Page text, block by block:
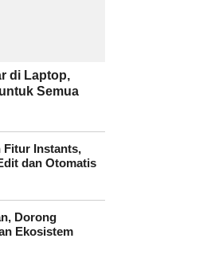
di Laptop,
Semua
Fitur Instants,
dan Otomatis
Dorong
Ekosistem